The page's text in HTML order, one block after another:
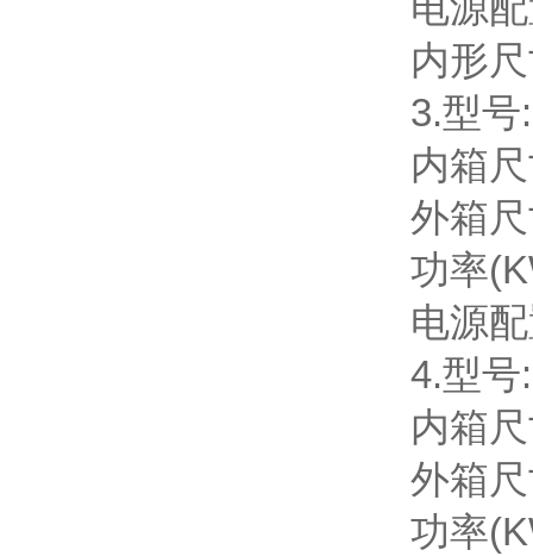
内形
3.型号
内箱
外箱
功率
电源
4.型号
内箱
外箱
功率